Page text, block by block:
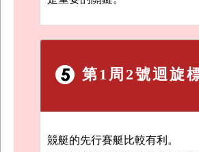
第1周2號迴旋
競艇的先行賽艇比較有利。